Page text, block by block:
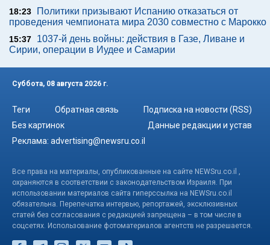
18:23
Политики призывают Испанию отказаться от
проведения чемпионата мира 2030 совместно с Марокко
15:37
1037-й день войны: действия в Газе, Ливане и
Сирии, операции в Иудее и Самарии
Суббота, 08 августа 2026 г.
Теги Обратная связь
Подписка на новости (RSS)
Без картинок
Данные редакции и устав
Реклама: advertising@newsru.co.il
Все права на материалы, опубликованные на сайте NEWSru.co.il ,
охраняются в соответствии с законодательством Израиля. При
использовании материалов сайта гиперссылка на NEWSru.co.il
обязательна. Перепечатка интервью, репортажей, эксклюзивных
статей без согласования с редакцией запрещена – в том числе в
соцсетях. Использование фотоматериалов агентств не разрешается.